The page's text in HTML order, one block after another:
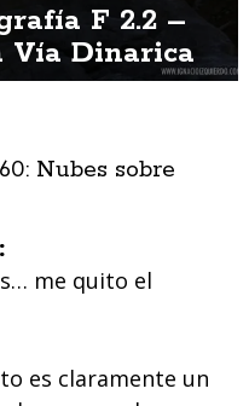
F 2.2 –
Vía Dinarica
Nubes sobre
me quito el
es claramente un